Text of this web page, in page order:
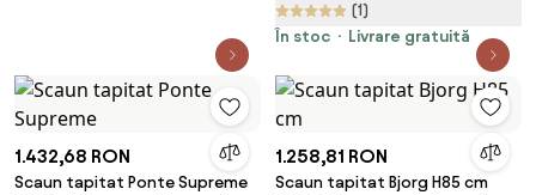
(1)
În stoc
Livrare gratuită
1.432,68 RON
Scaun tapitat Ponte Supreme
1.258,81 RON
Scaun tapitat Bjorg H85 cm